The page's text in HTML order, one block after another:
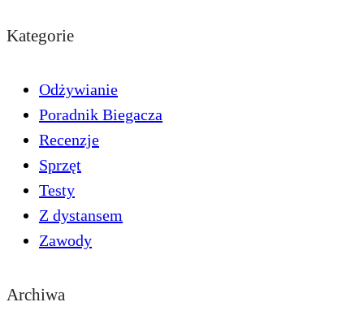
Kategorie
Odżywianie
Poradnik Biegacza
Recenzje
Sprzęt
Testy
Z dystansem
Zawody
Archiwa